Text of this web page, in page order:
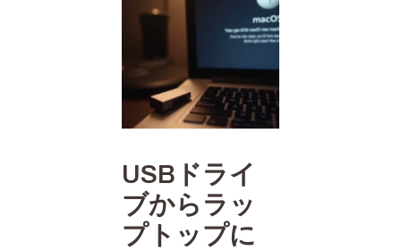
USBドライ
ブからラッ
プトップに